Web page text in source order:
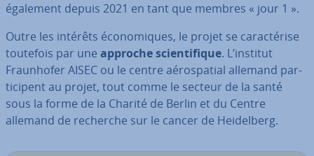
également depuis 2021 en tant que membres « jour 1 ».
Outre les intérêts éco­no­miques, le projet se ca­rac­té­rise
toutefois par une approche scien­ti­fique. L’institut
Fraun­ho­fer AISEC ou le centre aé­ros­pa­tial allemand par­
ti­ci­pent au projet, tout comme le secteur de la santé
sous la forme de la Charité de Berlin et du Centre
allemand de recherche sur le cancer de Hei­del­berg.